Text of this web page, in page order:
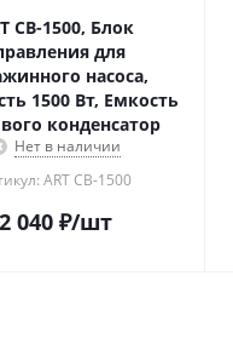
CB-1500, Блок
для
насоса,
1500 Вт, Емкость
конденсатор
Нет в наличии
ART CB-1500
2 040₽/шт